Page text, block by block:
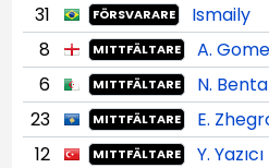
31
FÖRSVARARE Ismaily
8 MITTFÄLTARE
A.
6
MITTFÄLTARE N.
23 MITTFÄLTARE E.
12 MITTFÄLTARE Y. Yazıcı